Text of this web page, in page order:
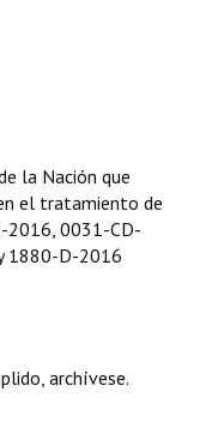
la Nación que
el tratamiento de
2016, 0031-CD-
1880-D-2016
archívese.